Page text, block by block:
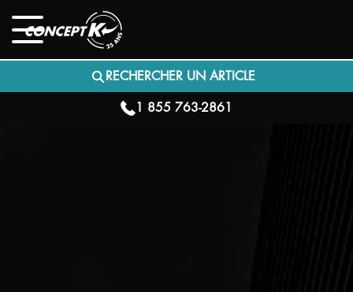
RECHERCHER UN ARTICLE
1 855 763-2861